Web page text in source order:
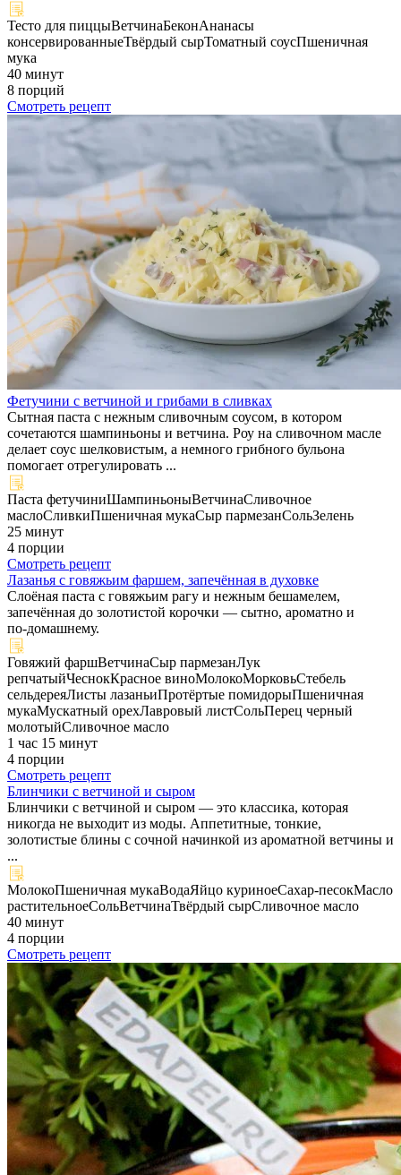
Тесто для пиццыВетчинаБеконАнанасы
консервированныеТвёрдый сырТоматный соусПшеничная
мука
40 минут
8 порций
Смотреть рецепт
Фетучини с ветчиной и грибами в сливках
Сытная паста с нежным сливочным соусом, в котором
сочетаются шампиньоны и ветчина. Роу на сливочном масле
делает соус шелковистым, а немного грибного бульона
помогает отрегулировать ...
Паста фетучиниШампиньоныВетчинаСливочное
маслоСливкиПшеничная мукаСыр пармезанСольЗелень
25 минут
4 порции
Смотреть рецепт
Лазанья с говяжьим фаршем, запечённая в духовке
Слоёная паста с говяжьим рагу и нежным бешамелем,
запечённая до золотистой корочки — сытно, ароматно и
по‑домашнему.
Говяжий фаршВетчинаСыр пармезанЛук
репчатыйЧеснокКрасное виноМолокоМорковьСтебель
сельдереяЛисты лазаньиПротёртые помидорыПшеничная
мукаМускатный орехЛавровый листСольПерец черный
молотыйСливочное масло
1 час 15 минут
4 порции
Смотреть рецепт
Блинчики с ветчиной и сыром
Блинчики с ветчиной и сыром — это классика, которая
никогда не выходит из моды. Аппетитные, тонкие,
золотистые блины с сочной начинкой из ароматной ветчины и
...
МолокоПшеничная мукаВодаЯйцо куриноеСахар-песокМасло
растительноеСольВетчинаТвёрдый сырСливочное масло
40 минут
4 порции
Смотреть рецепт